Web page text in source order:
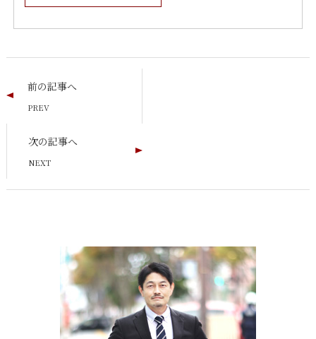
前の記事へ
次の記事へ